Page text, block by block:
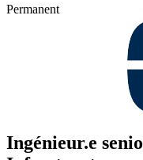
Permanent
Ingénieur.e